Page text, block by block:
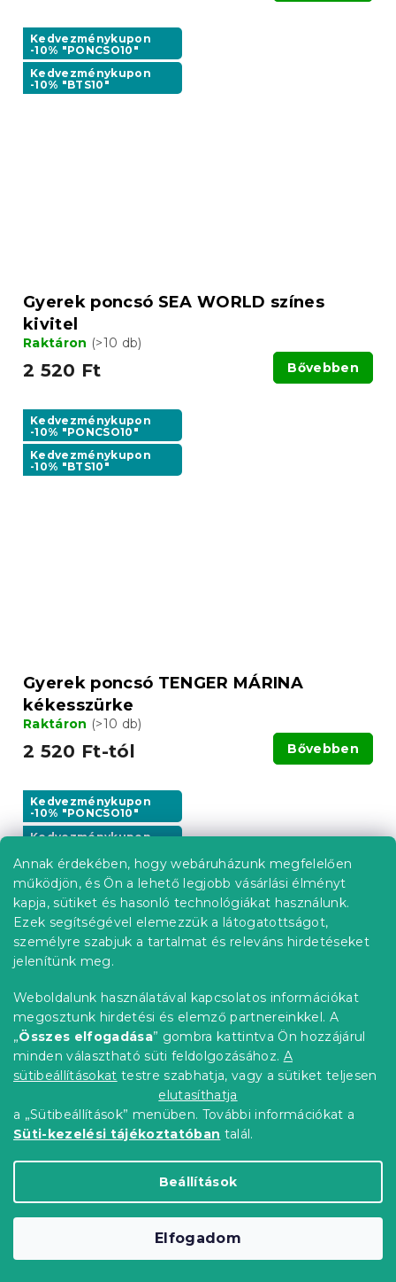
Annak érdekében, hogy webáruházunk megfelelően
működjön, és Ön a lehető legjobb vásárlási élményt
kapja, sütiket és hasonló technológiákat használunk.
Ezek segítségével elemezzük a látogatottságot,
személyre szabjuk a tartalmat és releváns hirdetéseket
jelenítünk meg.
Weboldalunk használatával kapcsolatos információkat
megosztunk hirdetési és elemző partnereinkkel. A
„Összes elfogadása” gombra kattintva Ön hozzájárul
minden választható süti feldolgozásához. A
sütibeállításokat testre szabhatja, vagy a sütiket teljesen
elutasíthatja
a „Sütibeállítások” menüben. További információkat a
Süti-kezelési tájékoztatóban talál.
Beállítások
Elfogadom
Kedvezménykupon
-10% "PONCSO10"
Kedvezménykupon
-10% "BTS10"
Gyerek poncsó SEA WORLD színes
kivitel
Raktáron (>10 db)
2 520 Ft Bővebben
Kedvezménykupon
-10% "PONCSO10"
Kedvezménykupon
-10% "BTS10"
Gyerek poncsó TENGER MÁRINA
kékesszürke
Raktáron (>10 db)
2 520 Ft-tól Bővebben
Kedvezménykupon
-10% "PONCSO10"
Kedvezménykupon
Gyermek poncsó TEDDY MARIO lila
Raktáron(>10 db)
2 520 Ft Bővebben